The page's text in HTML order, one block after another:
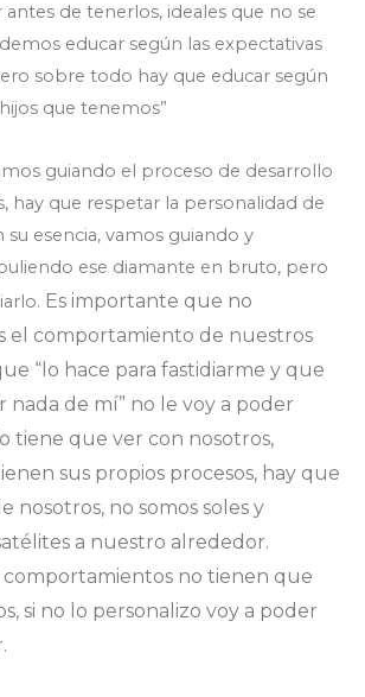
antes de tenerlos, ideales que no se
educar según las expectativas
sobre todo hay que educar según
que tenemos”
guiando el proceso de desarrollo
hay que respetar la personalidad de
su esencia, vamos guiando y
ese diamante en bruto, pero
Es importante que no
el comportamiento de nuestros
“lo hace para fastidiarme y que
nada de mí” no le voy a poder
tiene que ver con nosotros,
sus propios procesos, hay que
nosotros, no somos soles y
a nuestro alrededor.
comportamientos no tienen que
si no lo personalizo voy a poder